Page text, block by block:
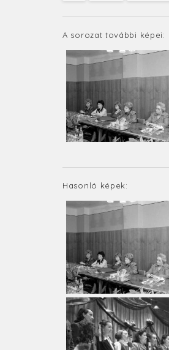
A sorozat további képei:
Hasonló képek: